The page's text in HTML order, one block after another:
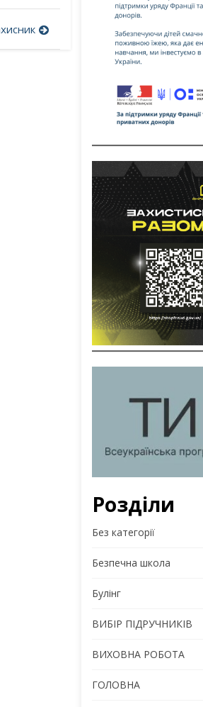
Розділи
Без категорії
Безпечна школа
Булінг
ВИБІР ПІДРУЧНИКІВ
ВИХОВНА РОБОТА
ГОЛОВНА